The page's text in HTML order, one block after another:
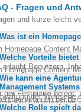
- Fragen und
und kurze leicht
Was ist ein
Homepage Content
Webseiten
erlaubt Benutzern,
große
und da
der Festplatte belegt.
Klick durchgeführt
Welche Vorteile
Homepage Content
einfache und
auf
der Webseite
sind, können
Wie kann eine
Management
können bei
Systems
Welche Rolle spielt